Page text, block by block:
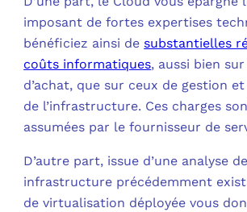
imposant de fortes expertises
bénéficiez ainsi de substantielles
coûts informatiques, aussi bien
d’achat, que sur ceux de gestion
de l’infrastructure. Ces charges
assumées par le fournisseur de
D’autre part, issue d’une analyse
infrastructure précédemment
de virtualisation déployée vous